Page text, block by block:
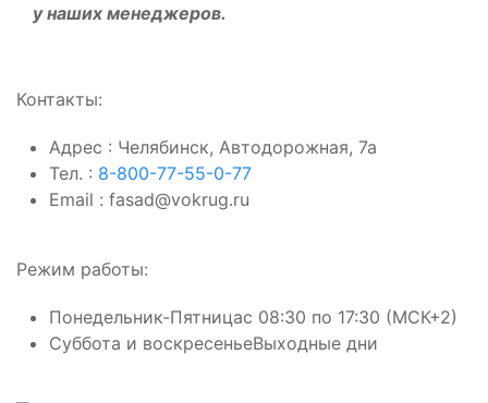
у наших менеджеров.
Контакты:
Адрес : Челябинск, Автодорожная, 7а
Тел. : 8-800-77-55-0-77
Email : fasad@vokrug.ru
Режим работы:
Понедельник-Пятницас 08:30 по 17:30 (МСК+2)
Суббота и воскресеньеВыходные дни